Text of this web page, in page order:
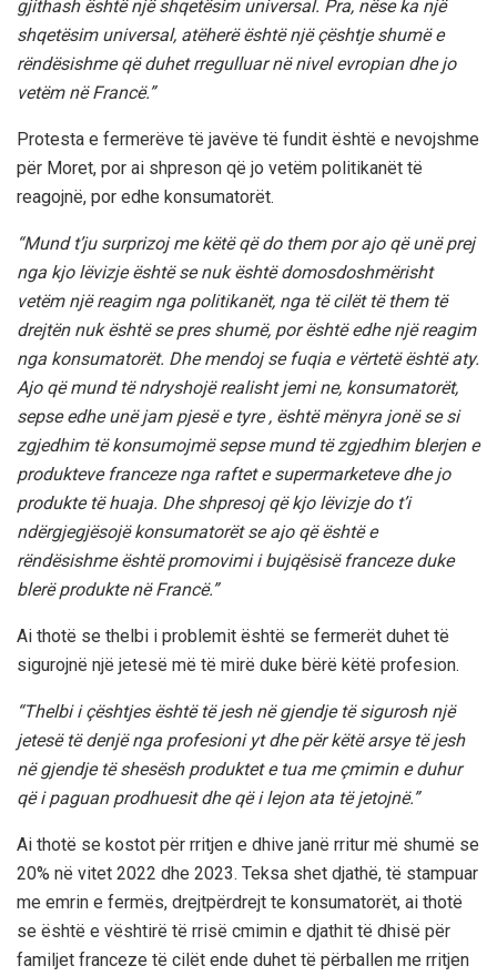
gjithash është një shqetësim universal. Pra, nëse ka një
shqetësim universal, atëherë është një çështje shumë e
rëndësishme që duhet rregulluar në nivel evropian dhe jo
vetëm në Francë.”
Protesta e fermerëve të javëve të fundit është e nevojshme
për Moret, por ai shpreson që jo vetëm politikanët të
reagojnë, por edhe konsumatorët.
“Mund t’ju surprizoj me këtë që do them por ajo që unë prej
nga kjo lëvizje është se nuk është domosdoshmërisht
vetëm një reagim nga politikanët, nga të cilët të them të
drejtën nuk është se pres shumë, por është edhe një reagim
nga konsumatorët. Dhe mendoj se fuqia e vërtetë është aty.
Ajo që mund të ndryshojë realisht jemi ne, konsumatorët,
sepse edhe unë jam pjesë e tyre , është mënyra jonë se si
zgjedhim të konsumojmë sepse mund të zgjedhim blerjen e
produkteve franceze nga raftet e supermarketeve dhe jo
produkte të huaja. Dhe shpresoj që kjo lëvizje do t’i
ndërgjegjësojë konsumatorët se ajo që është e
rëndësishme është promovimi i bujqësisë franceze duke
blerë produkte në Francë.”
Ai thotë se thelbi i problemit është se fermerët duhet të
sigurojnë një jetesë më të mirë duke bërë këtë profesion.
“Thelbi i çështjes është të jesh në gjendje të sigurosh një
jetesë të denjë nga profesioni yt dhe për këtë arsye të jesh
në gjendje të shesësh produktet e tua me çmimin e duhur
që i paguan prodhuesit dhe që i lejon ata të jetojnë.”
Ai thotë se kostot për rritjen e dhive janë rritur më shumë se
20% në vitet 2022 dhe 2023. Teksa shet djathë, të stampuar
me emrin e fermës, drejtpërdrejt te konsumatorët, ai thotë
se është e vështirë të rrisë cmimin e djathit të dhisë për
familjet franceze të cilët ende duhet të përballen me rritjen